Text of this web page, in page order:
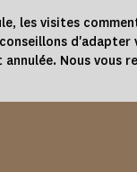
les visites
Nous vous